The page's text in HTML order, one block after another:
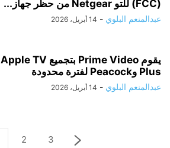
(FCC) للتو Netgear من حظر جهاز...
عبدالمنعم البلوي - 14 أبريل، 2026
يقوم Prime Video بتجميع Apple TV
Plus وPeacock لفترة محدودة
عبدالمنعم البلوي - 14 أبريل، 2026
2 3